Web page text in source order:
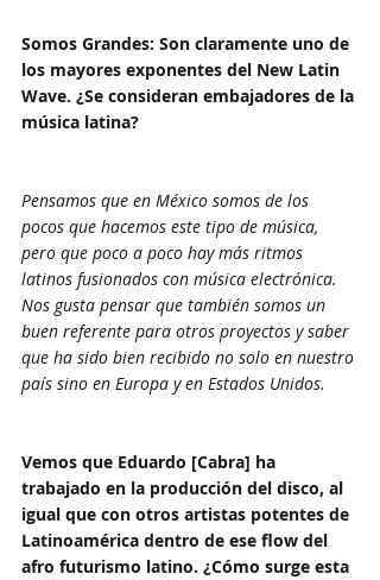
Somos Grandes: Son claramente uno de
los mayores exponentes del New Latin
Wave. ¿Se consideran embajadores de la
música latina?
Pensamos que en México somos de los
pocos que hacemos este tipo de música,
pero que poco a poco hay más ritmos
latinos fusionados con música electrónica.
Nos gusta pensar que también somos un
buen referente para otros proyectos y saber
que ha sido bien recibido no solo en nuestro
país sino en Europa y en Estados Unidos.
Vemos que Eduardo [Cabra] ha
trabajado en la producción del disco, al
igual que con otros artistas potentes de
Latinoamérica dentro de ese flow del
afro futurismo latino. ¿Cómo surge esta